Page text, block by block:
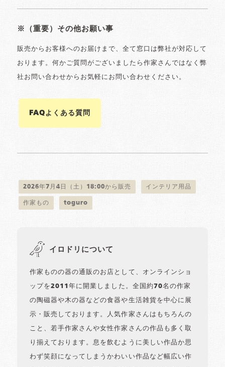
※（重要）その他お願い事
販売からお客様へのお届けまで、全て窓口は弊社が対応して
おります。何かご質問がございましたら作家さんではなく弊
社お問い合わせからお気軽にお問い合わせください。
FAQよくある質問
2026年7月4日（土）18:00から販売 インテリア用品
作家もの toguro
イロドリについて
作家ものの器の通販のお店として、オンラインショ
ップを2011年に開業しました。全国約70名の作家
の陶磁器や木の器などの食器や生活雑貨を中心に展
示・販売しております。人気作家さんはもちろんの
こと、若手作家さんや女性作家さんの作品も多く取
り揃えております。息を飲むように美しい作品か思
わず笑顔になってしまうかわいい作品など幅広い作